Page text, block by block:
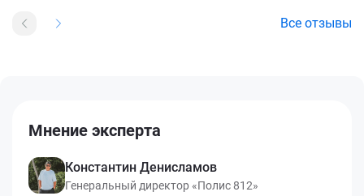
Все отзывы
Мнение эксперта
Константин Денисламов
Генеральный директор «Полис 812»